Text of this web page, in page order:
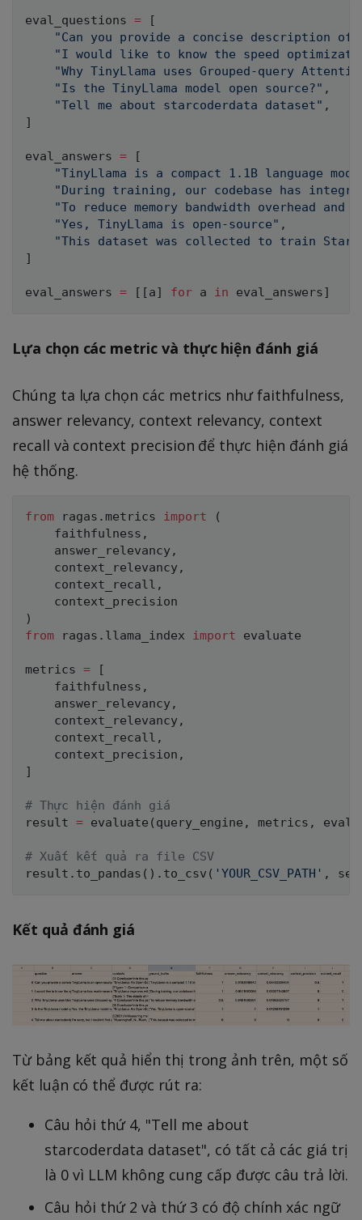
eval_questions =
[
"Can you provide a concise description of
"I would like to know the speed
"Why TinyLlama uses Grouped-query
"Is the TinyLlama model open source?" ,
"Tell me about starcoderdata dataset" ,
]
eval_answers =
[
"TinyLlama is a compact 1.1B language
"During training, our codebase has
"To reduce memory bandwidth overhead
"Yes, TinyLlama is open-source" ,
"This dataset was collected to train
]
eval_answers = [ [a] for a in eval_answers]
Lựa chọn các metric và thực hiện đánh giá
Chúng ta lựa chọn các metrics như faithfulness,
answer relevancy, context relevancy, context
recall và context precision để thực hiện đánh giá
hệ thống.
from ragas . metrics import
(
    faithfulness
,
    answer_relevancy
,
    context_relevancy
,
    context_recall
,
)
from ragas . llama_index import evaluate
metrics =
[
    faithfulness
,
    answer_relevancy
,
    context_relevancy
,
    context_recall
,
    context_precision
,
]
# Thực hiện đánh giá
result = evaluate ( query_engine , metrics ,
# Xuất kết quả ra file CSV
result . to_pandas ( ) . to_csv ( 'YOUR_CSV_PATH' , sep
Kết quả đánh giá
Từ bảng kết quả hiển thị trong ảnh trên, một số
kết luận có thể được rút ra:
Câu hỏi thứ 4, "Tell me about
starcoderdata dataset", có tất cả các giá trị
là 0 vì LLM không cung cấp được câu trả lời.
Câu hỏi thứ 2 và thứ 3 có độ chính xác ngữ